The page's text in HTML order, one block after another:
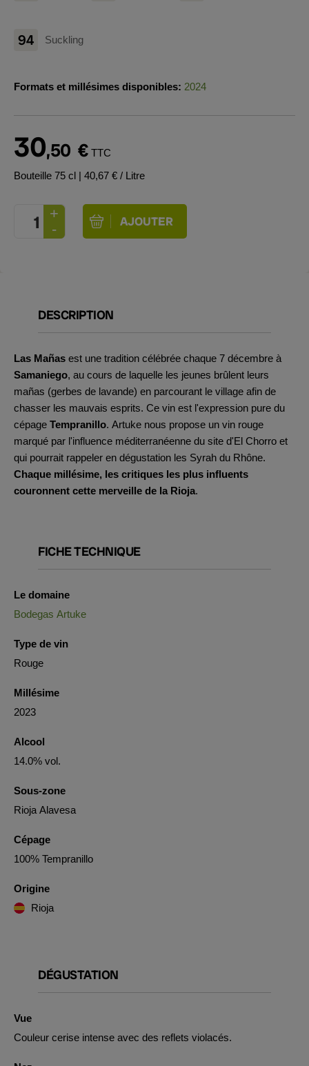
94 Suckling
Formats et millésimes disponibles: 2024
30,50 € TTC
Bouteille 75 cl | 40,67 € / Litre
DESCRIPTION
Las Mañas est une tradition célébrée chaque 7 décembre à
Samaniego, au cours de laquelle les jeunes brûlent leurs
mañas (gerbes de lavande) en parcourant le village afin de
chasser les mauvais esprits. Ce vin est l'expression pure du
cépage Tempranillo. Artuke nous propose un vin rouge
marqué par l'influence méditerranéenne du site d'El Chorro et
qui pourrait rappeler en dégustation les Syrah du Rhône.
Chaque millésime, les critiques les plus influents
couronnent cette merveille de la Rioja.
FICHE TECHNIQUE
Le domaine
Bodegas Artuke
Type de vin
Rouge
Millésime
2023
Alcool
14.0% vol.
Sous-zone
Rioja Alavesa
Cépage
100% Tempranillo
Origine
Rioja
DÉGUSTATION
Vue
Couleur cerise intense avec des reflets violacés.